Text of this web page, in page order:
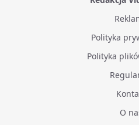
Polityka
Polityka
O